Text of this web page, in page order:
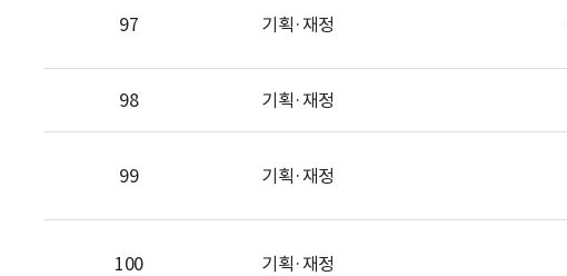
97 기획·재정
98 기획·재정
99 기획·재정
100 기획·재정